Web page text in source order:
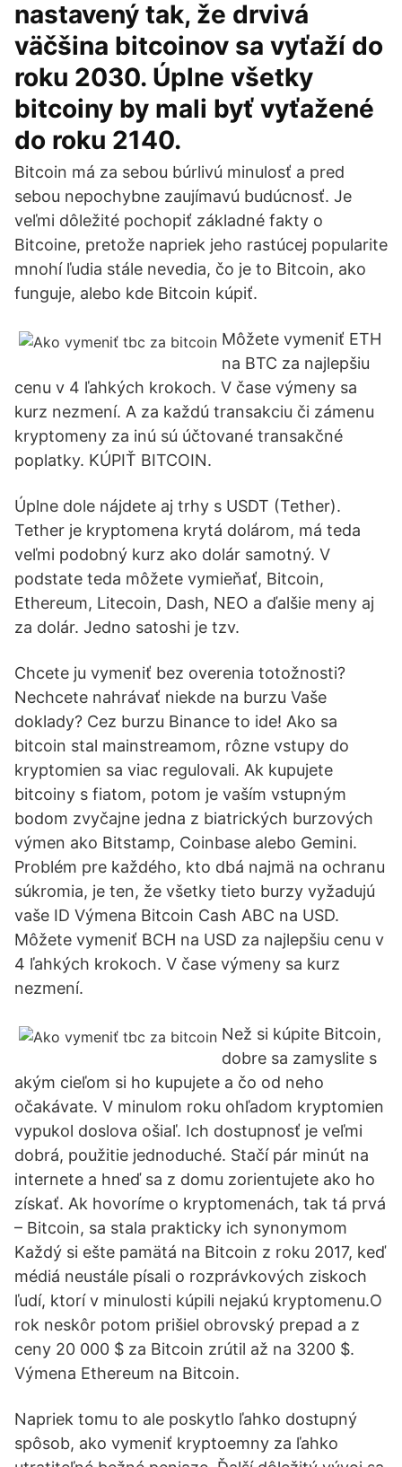
nastavený tak, že drvivá
väčšina bitcoinov sa vyťaží do
roku 2030. Úplne všetky
bitcoiny by mali byť vyťažené
do roku 2140.
Bitcoin má za sebou búrlivú minulosť a pred
sebou nepochybne zaujímavú budúcnosť. Je
veľmi dôležité pochopiť základné fakty o
Bitcoine, pretože napriek jeho rastúcej popularite
mnohí ľudia stále nevedia, čo je to Bitcoin, ako
funguje, alebo kde Bitcoin kúpiť.
Môžete vymeniť ETH
na BTC za najlepšiu
cenu v 4 ľahkých krokoch. V čase výmeny sa
kurz nezmení. A za každú transakciu či zámenu
kryptomeny za inú sú účtované transakčné
poplatky. KÚPIŤ BITCOIN.
Úplne dole nájdete aj trhy s USDT (Tether).
Tether je kryptomena krytá dolárom, má teda
veľmi podobný kurz ako dolár samotný. V
podstate teda môžete vymieňať, Bitcoin,
Ethereum, Litecoin, Dash, NEO a ďalšie meny aj
za dolár. Jedno satoshi je tzv.
Chcete ju vymeniť bez overenia totožnosti?
Nechcete nahrávať niekde na burzu Vaše
doklady? Cez burzu Binance to ide! Ako sa
bitcoin stal mainstreamom, rôzne vstupy do
kryptomien sa viac regulovali. Ak kupujete
bitcoiny s fiatom, potom je vaším vstupným
bodom zvyčajne jedna z biatrických burzových
výmen ako Bitstamp, Coinbase alebo Gemini.
Problém pre každého, kto dbá najmä na ochranu
súkromia, je ten, že všetky tieto burzy vyžadujú
vaše ID Výmеna Bitcoin Cash ABC na USD.
Môžete vymeniť BCH na USD za najlepšiu cenu v
4 ľahkých krokoch. V čase výmeny sa kurz
nezmení.
Než si kúpite Bitcoin,
dobre sa zamyslite s
akým cieľom si ho kupujete a čo od neho
očakávate. V minulom roku ohľadom kryptomien
vypukol doslova ošiaľ. Ich dostupnosť je veľmi
dobrá, použitie jednoduché. Stačí pár minút na
internete a hneď sa z domu zorientujete ako ho
získať. Ak hovoríme o kryptomenách, tak tá prvá
– Bitcoin, sa stala prakticky ich synonymom
Každý si ešte pamätá na Bitcoin z roku 2017, keď
médiá neustále písali o rozprávkových ziskoch
ľudí, ktorí v minulosti kúpili nejakú kryptomenu.O
rok neskôr potom prišiel obrovský prepad a z
ceny 20 000 $ za Bitcoin zrútil až na 3200 $.
Výmеna Ethereum na Bitcoin.
Napriek tomu to ale poskytlo ľahko dostupný
spôsob, ako vymeniť kryptoemny za ľahko